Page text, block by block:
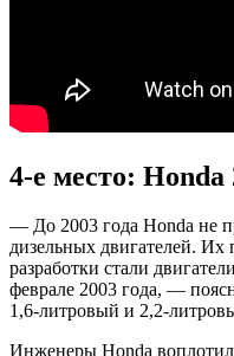
4-е место:
— До 2003 года Honda не
дизельных двигателей. Их
разработки стали
феврале 2003 года, —
1,6-литровый и 2,2-
Инженеры Honda